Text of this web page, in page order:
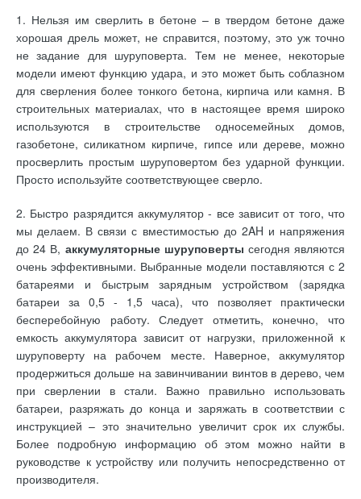
1. Нельзя им сверлить в бетоне – в твердом бетоне даже
хорошая дрель может, не справится, поэтому, это уж точно
не задание для шуруповерта. Тем не менее, некоторые
модели имеют функцию удара, и это может быть соблазном
для сверления более тонкого бетона, кирпича или камня. В
строительных материалах, что в настоящее время широко
используются в строительстве односемейных домов,
газобетоне, силикатном кирпиче, гипсе или дереве, можно
просверлить простым шуруповертом без ударной функции.
Просто используйте соответствующее сверло.
2. Быстро разрядится аккумулятор - все зависит от того, что
мы делаем. В связи с вместимостью до 2AH и напряжения
до 24 В, аккумуляторные шуруповерты сегодня являются
очень эффективными. Выбранные модели поставляются с 2
батареями и быстрым зарядным устройством (зарядка
батареи за 0,5 - 1,5 часа), что позволяет практически
бесперебойную работу. Следует отметить, конечно, что
емкость аккумулятора зависит от нагрузки, приложенной к
шуруповерту на рабочем месте. Наверное, аккумулятор
продержиться дольше на завинчивании винтов в дерево, чем
при сверлении в стали. Важно правильно использовать
батареи, разряжать до конца и заряжать в соответствии с
инструкцией – это значительно увеличит срок их службы.
Более подробную информацию об этом можно найти в
руководстве к устройству или получить непосредственно от
производителя.